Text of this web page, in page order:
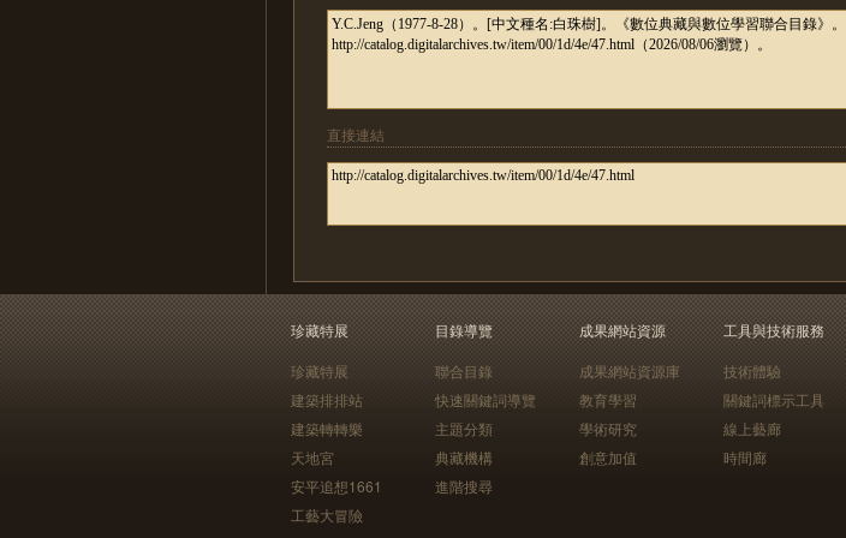
直接連結
珍藏特展
珍藏特展
建築排排站
建築轉轉樂
天地宮
安平追想1661
工藝大冒險
目錄導覽
聯合目錄
快速關鍵詞導覽
主題分類
典藏機構
進階搜尋
成果網站資源
成果網站資源庫
教育學習
學術研究
創意加值
工具與技術服務
技術體驗
關鍵詞標示工具
線上藝廊
時間廊